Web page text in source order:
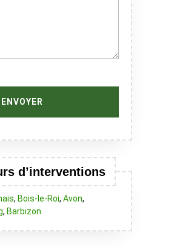
d’interventions
, Bois-le-Roi, Avon,
, Barbizon